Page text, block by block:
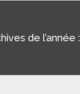
de l’année :